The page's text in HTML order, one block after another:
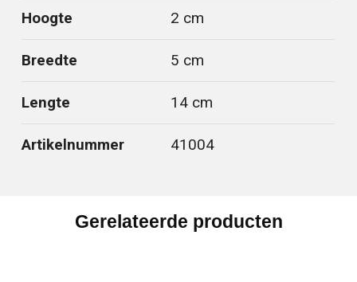
Hoogte 2 cm
Breedte 5 cm
Lengte 14 cm
Artikelnummer 41004
Gerelateerde producten